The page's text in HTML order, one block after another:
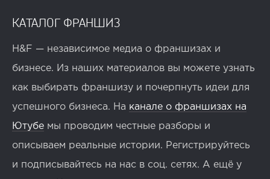
КАТАЛОГ ФРАНШИЗ
H&F — независимое медиа о франшизах и
бизнесе. Из наших материалов вы можете узнать
как выбирать франшизу и почерпнуть идеи для
успешного бизнеса. На канале о франшизах на
Ютубе мы проводим честные разборы и
описываем реальные истории. Регистрируйтесь
и подписывайтесь на нас в соц. сетях. А ещё у